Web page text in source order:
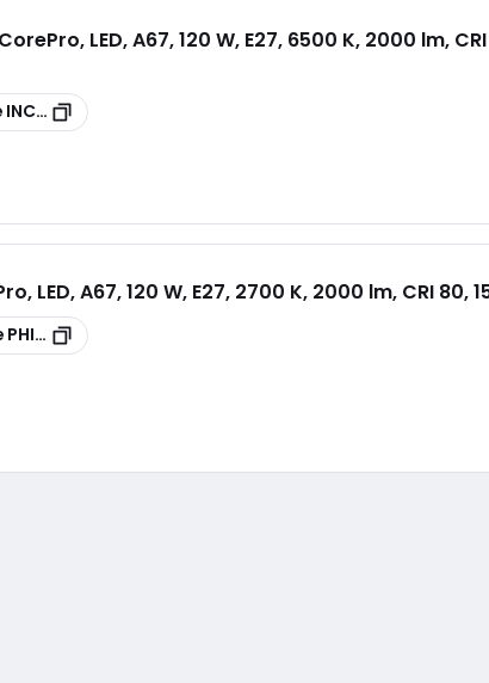
LED, A67, 120 W, E27, 6500 K, 2000 lm,
INCALED120865G2
LED, A67, 120 W, E27, 2700 K, 2000 lm, CRI 80,
PHILED120G2